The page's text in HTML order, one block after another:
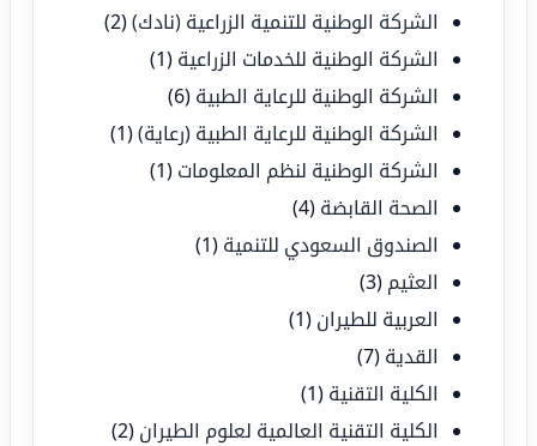
الشركة الوطنية للتنمية الزراعية (نادك)(2)
الشركة الوطنية للخدمات الزراعية (1)
الشركة الوطنية للرعاية الطبية (6)
الشركة الوطنية للرعاية الطبية (رعاية)(1)
الشركة الوطنية لنظم المعلومات (1)
الصحة القابضة (4)
الصندوق السعودي للتنمية (1)
العثيم (3)
العربية للطيران (1)
القدية (7)
الكلية التقنية (1)
الكلية التقنية العالمية لعلوم الطيران (2)